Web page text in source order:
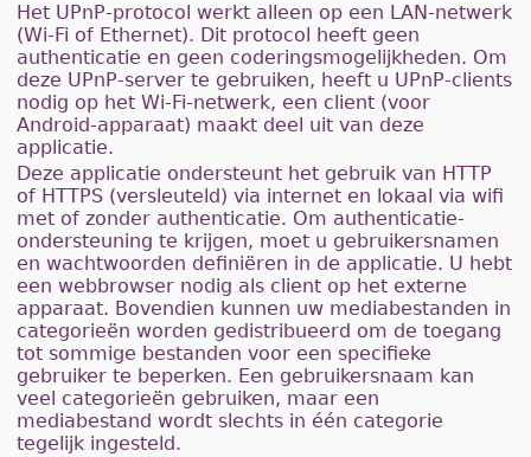
Het UPnP-protocol werkt alleen op een LAN-netwerk
(Wi-Fi of Ethernet). Dit protocol heeft geen
authenticatie en geen coderingsmogelijkheden. Om
deze UPnP-server te gebruiken, heeft u UPnP-clients
nodig op het Wi-Fi-netwerk, een client (voor
Android-apparaat) maakt deel uit van deze
applicatie.
Deze applicatie ondersteunt het gebruik van HTTP
of HTTPS (versleuteld) via internet en lokaal via wifi
met of zonder authenticatie. Om authenticatie-
ondersteuning te krijgen, moet u gebruikersnamen
en wachtwoorden definiëren in de applicatie. U hebt
een webbrowser nodig als client op het externe
apparaat. Bovendien kunnen uw mediabestanden in
categorieën worden gedistribueerd om de toegang
tot sommige bestanden voor een specifieke
gebruiker te beperken. Een gebruikersnaam kan
veel categorieën gebruiken, maar een
mediabestand wordt slechts in één categorie
tegelijk ingesteld.